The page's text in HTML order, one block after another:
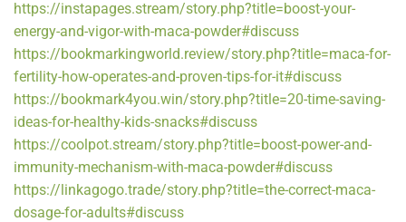
https://instapages.stream/story.php?title=boost-your-
energy-and-vigor-with-maca-powder#discuss
https://bookmarkingworld.review/story.php?title=maca-for-
fertility-how-operates-and-proven-tips-for-it#discuss
https://bookmark4you.win/story.php?title=20-time-saving-
ideas-for-healthy-kids-snacks#discuss
https://coolpot.stream/story.php?title=boost-power-and-
immunity-mechanism-with-maca-powder#discuss
https://linkagogo.trade/story.php?title=the-correct-maca-
dosage-for-adults#discuss